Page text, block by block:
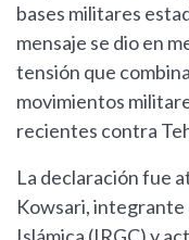
bases militares
mensaje se dio en
tensión que
movimientos
recientes contra
La declaración fue
Kowsari, integrante